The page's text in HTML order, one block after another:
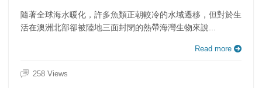
隨著全球海水暖化，許多魚類正朝較冷的水域遷移，但對於生
活在澳洲北部卻被陸地三面封閉的熱帶海灣生物來說...
Read more
258 Views